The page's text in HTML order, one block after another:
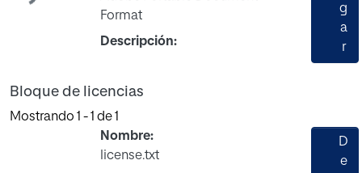
Format
Descripción:
g
a
r
Bloque de licencias
Mostrando 1 - 1 de 1
Nombre:
license.txt
D
e